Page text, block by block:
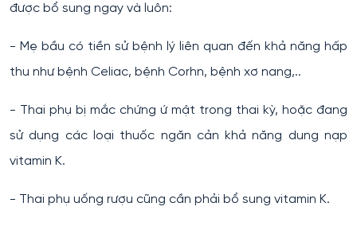
được bổ sung ngay và luôn:
- Mẹ bầu có tiền sử bệnh lý liên quan đến khả năng hấp
thu như bệnh Celiac, bệnh Corhn, bệnh xơ nang,..
- Thai phụ bị mắc chứng ứ mật trong thai kỳ, hoặc đang
sử dụng các loại thuốc ngăn cản khả năng dung nạp
vitamin K.
- Thai phụ uống rượu cũng cần phải bổ sung vitamin K.